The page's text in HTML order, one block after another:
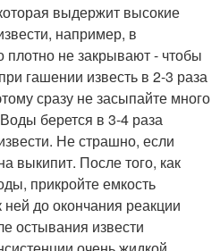
выдержит высокие
например, в
плотно не закрывают - чтобы
гашении известь в 2-3 раза
сразу не засыпайте много
берется в 3-4 раза
Не страшно, если
выкипит. После того, как
прикройте емкость
до окончания реакции
остывания извести